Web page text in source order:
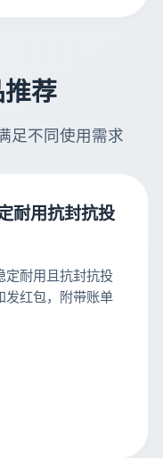
荐
足不同使用需求
耐用抗封抗投
定耐用且抗封抗投
发红包，附带账单